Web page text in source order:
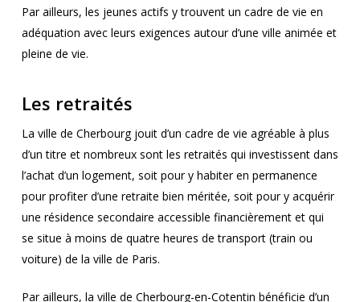
Par ailleurs, les jeunes actifs y trouvent un cadre de vie en
adéquation avec leurs exigences autour d’une ville animée et
pleine de vie.
Les retraités
La ville de Cherbourg jouit d’un cadre de vie agréable à plus
d’un titre et nombreux sont les retraités qui investissent dans
l’achat d’un logement, soit pour y habiter en permanence
pour profiter d’une retraite bien méritée, soit pour y acquérir
une résidence secondaire accessible financièrement et qui
se situe à moins de quatre heures de transport (train ou
voiture) de la ville de Paris.
Par ailleurs, la ville de Cherbourg-en-Cotentin bénéficie d’un